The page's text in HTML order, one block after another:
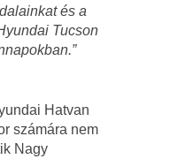
és a
Tucson
Hatvan
számára nem
Nagy